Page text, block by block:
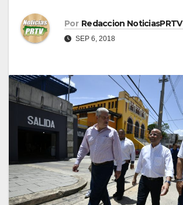
Por Redaccion NoticiasPRTV
SEP 6, 2018